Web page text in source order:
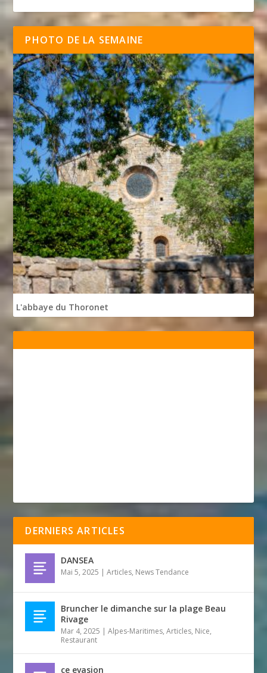
PHOTO DE LA SEMAINE
L'abbaye du Thoronet
DERNIERS ARTICLES
DANSEA
Mai 5, 2025 |Articles, News Tendance
Bruncher le dimanche sur la plage Beau
Rivage
Mar 4, 2025 |Alpes-Maritimes,Articles, Nice,
Restaurant
ce evasion